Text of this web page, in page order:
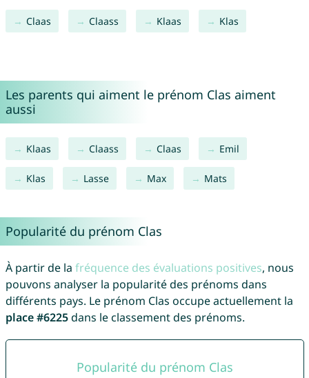
Claas Claass Klaas Klas
Les parents qui aiment le prénom Clas aiment
aussi
Klaas Claass Claas Emil
Klas Lasse Max Mats
Popularité du prénom Clas
À partir de la fréquence des évaluations positives, nous
pouvons analyser la popularité des prénoms dans
différents pays. Le prénom Clas occupe actuellement la
place #6225dans le classement des prénoms.